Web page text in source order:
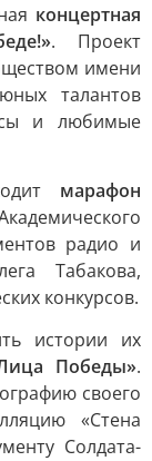
концертная
. Проект
имени
талантов
и любимые
марафон
радио и
Табакова,
конкурсов.
истории их
Победы».
своего
«Стена
Солдата-